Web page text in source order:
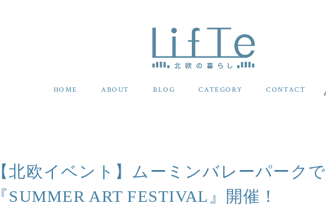
HOME ABOUT BLOG CATEGORY CONTACT
【北欧イベント】ムーミンバレーパークで
『SUMMER ART FESTIVAL』開催！